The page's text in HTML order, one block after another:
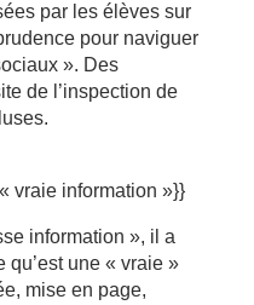
par les élèves sur
pour naviguer
». Des
de l’inspection de
vraie information »}}
information », il a
qu’est une « vraie »
mise en page,